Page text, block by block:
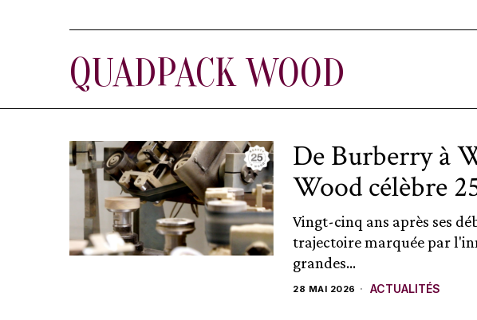
QUADPACK WOOD
De Burberry à
Wood célèbre
Vingt-cinq ans après ses
trajectoire marquée par
grandes...
28 MAI 2026 ACTUALITÉS